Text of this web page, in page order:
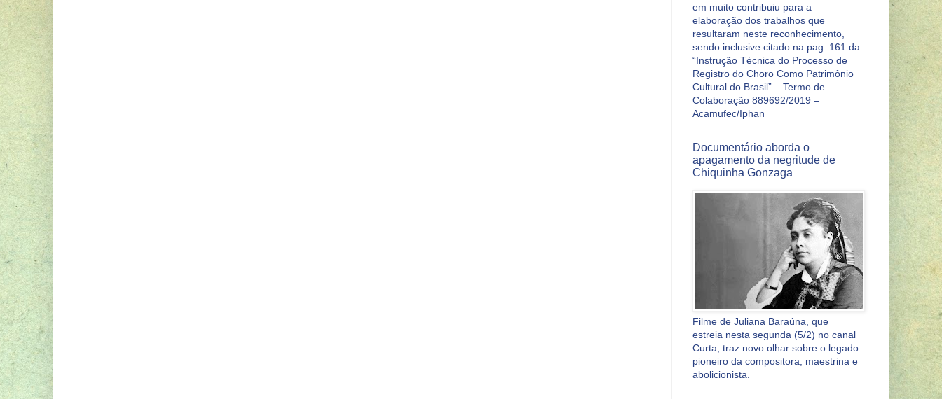
em muito contribuiu para a
elaboração dos trabalhos que
resultaram neste reconhecimento,
sendo inclusive citado na pag. 161 da
“Instrução Técnica do Processo de
Registro do Choro Como Patrimônio
Cultural do Brasil” – Termo de
Colaboração 889692/2019 –
Acamufec/Iphan
Documentário aborda o
apagamento da negritude de
Chiquinha Gonzaga
Filme de Juliana Baraúna, que
estreia nesta segunda (5/2) no canal
Curta, traz novo olhar sobre o legado
pioneiro da compositora, maestrina e
abolicionista.